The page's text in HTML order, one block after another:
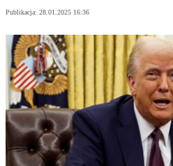
Publikacja: 28.01.2025 16:36